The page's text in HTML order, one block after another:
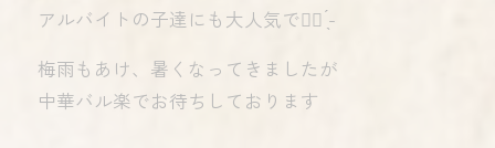
アルバイトの子達にも大人気です🏻‪ ̖́-‬
梅雨もあけ、暑くなってきましたが
中華バル楽でお待ちしております